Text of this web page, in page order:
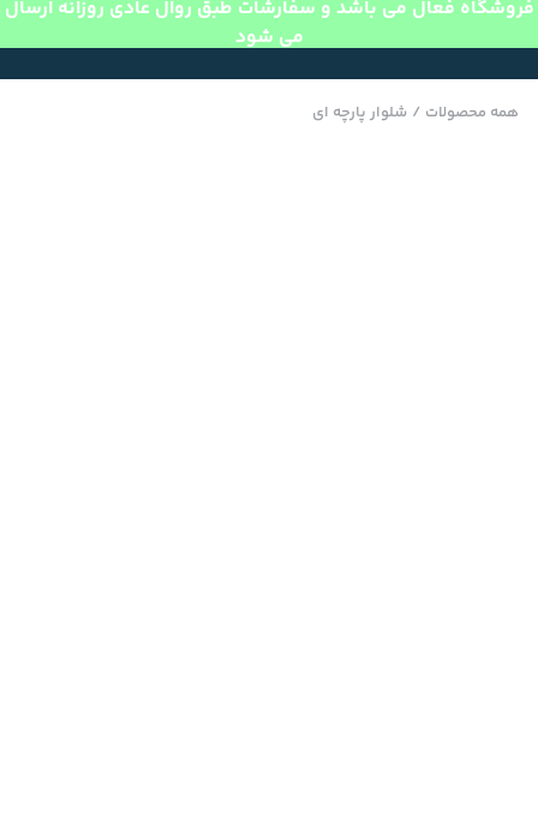
فروشگاه فعال می باشد و سفارشات طبق روال عادی روزانه ارسال
می شود
همه محصولات / شلوار پارچه ای